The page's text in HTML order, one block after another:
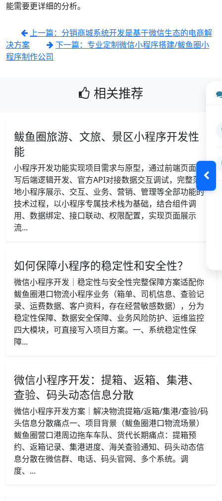
能需要更详细的分析。
上一篇：分销商城系统开发是基于微信生态的电商解
决方案
下一篇：专业定制微信小程序搭建/鲅鱼圈小
程序制作公司
相关推荐
鲅鱼圈旅游、文旅、景区小程序开发性
能
小程序开发功能实现项目需求与原型，通过前端页面编
写后端逻辑开发、官方API对接数据交互调试，完整落
地小程序展示、交互、业务、营销、管理等全部功能的
技术过程，以小程序专属技术栈为基础，结合组件调
用、数据绑定、接口联动、权限配置，实现页面展示
流...
如何保障小程序的稳定性和安全性？
微信小程序开发｜稳定性与安全性完整保障方案适配你
鲅鱼圈港口物流小程序业务（箱单、司机信息、查验记
录、运费数据、客户资料，存在经营敏感数据），分为
稳定性保障、数据安全保障、业务风险防护、运维监控
四大模块，可直接写入项目方案。一、系统稳定性保
障...
微信小程序开发：提箱、返箱、集港、
查验、码头动态信息分散
微信小程序开发方案｜解决物流提箱/返箱/集港/查验/码
头信息分散痛点一、项目背景（鲅鱼圈港口物流场景）
鲅鱼圈营口港周边拖车车队、货代长期痛点：提箱预
约、返箱记录、集港进度、海关查验通知、码头动态信
息分散在微信群、电话、码头官网、多个系统。调
度、...